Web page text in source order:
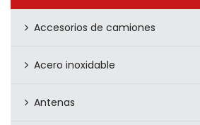
Accesorios de camiones
Acero inoxidable
Antenas